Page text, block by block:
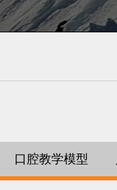
口腔教学模型